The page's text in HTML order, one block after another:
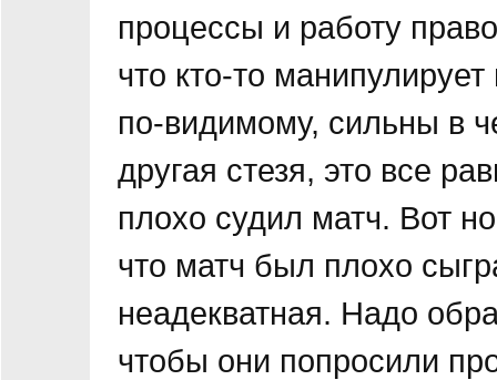
процессы и работу
что кто-то
по-видимому, сильны в
другая стезя, это все
плохо судил матч. Вот
что матч был плохо
неадекватная. Надо
чтобы они попросили